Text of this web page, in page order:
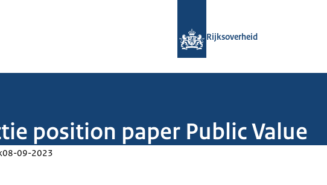
Rijksoverheid
position paper Public Value
08-09-2023